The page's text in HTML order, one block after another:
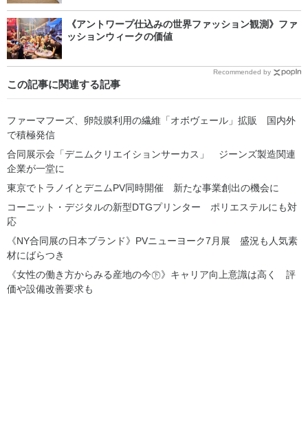
《アントワープ仕込みの世界ファッション観測》ファ
ッションウィークの価値
Recommended by
この記事に関連する記事
ファーマフーズ、卵殻膜利用の繊維「オボヴェール」拡販 国内外
で積極発信
合同展示会「デニムクリエイションサーカス」 ジーンズ製造関連
企業が一堂に
東京でトラノイとデニムPV同時開催 新たな事業創出の機会に
コーニット・デジタルの新型DTGプリンター ポリエステルにも対
応
《NY合同展の日本ブランド》PVニューヨーク7月展 盛況も人気素
材にばらつき
《女性の働き方からみる産地の今㊦》キャリア向上意識は高く 評
価や設備改善要求も